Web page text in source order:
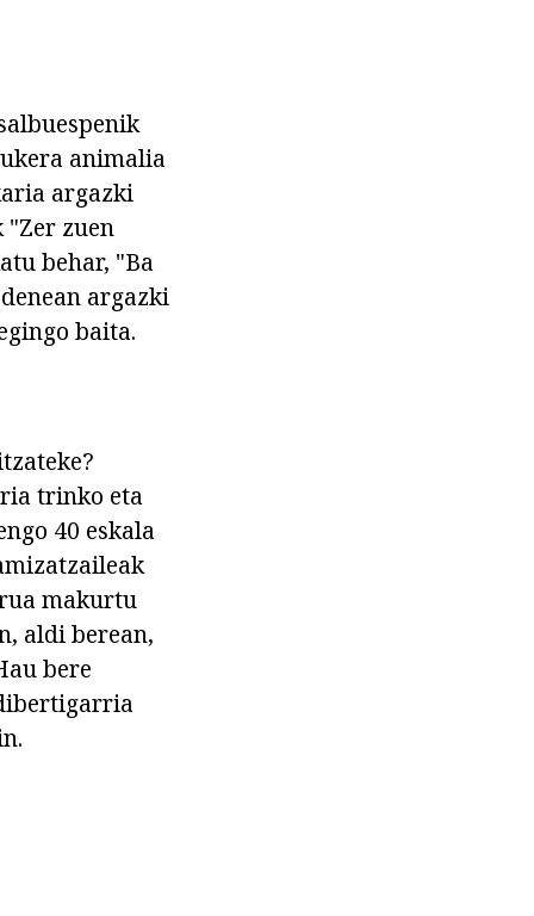
animalia
argazki
"Zer zuen
behar, "Ba
argazki
baita.
trinko eta
40 eskala
makurtu
aldi berean,
bere